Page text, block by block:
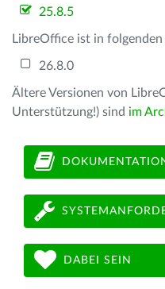
25.8.5
LibreOffice ist in folgenden
26.8.0
Ältere Versionen von
Unterstützung!) sind im
DABEI SEIN